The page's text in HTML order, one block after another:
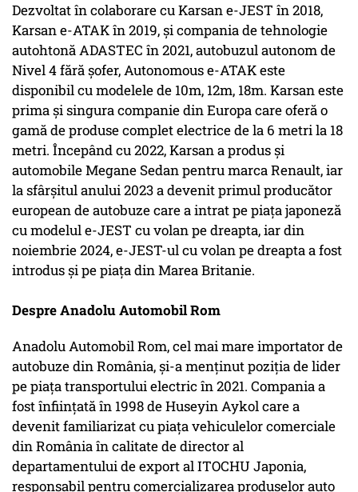
Dezvoltat în colaborare cu Karsan e-JEST în 2018,
Karsan e-ATAK în 2019, și compania de tehnologie
autohtonă ADASTEC în 2021, autobuzul autonom de
Nivel 4 fără șofer, Autonomous e-ATAK este
disponibil cu modelele de 10m, 12m, 18m. Karsan este
prima și singura companie din Europa care oferă o
gamă de produse complet electrice de la 6 metri la 18
metri. Începând cu 2022, Karsan a produs și
automobile Megane Sedan pentru marca Renault, iar
la sfârșitul anului 2023 a devenit primul producător
european de autobuze care a intrat pe piața japoneză
cu modelul e-JEST cu volan pe dreapta, iar din
noiembrie 2024, e-JEST-ul cu volan pe dreapta a fost
introdus și pe piața din Marea Britanie.
Despre Anadolu Automobil Rom
Anadolu Automobil Rom, cel mai mare importator de
autobuze din România, și-a menținut poziția de lider
pe piața transportului electric în 2021. Compania a
fost înființată în 1998 de Huseyin Aykol care a
devenit familiarizat cu piața vehiculelor comerciale
din România în calitate de director al
departamentului de export al ITOCHU Japonia,
responsabil pentru comercializarea produselor auto